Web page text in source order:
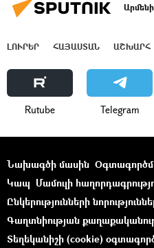
ԼՈՒՐԵՐ ՀԱՅԱՍՏԱՆ ԱՇԽԱՐՀ
Rutube Telegram
Նախագծի մասին
Կապ Մամուլի
Ընկերությունների
Գաղտնիության
Տեղեկանիշի (cookie)